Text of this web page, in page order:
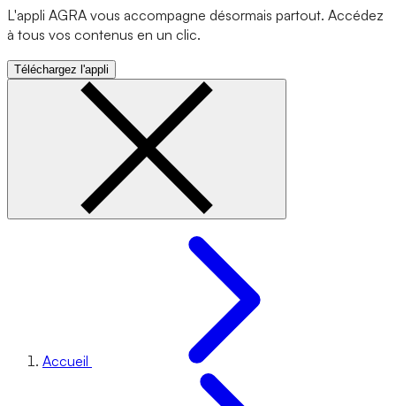
L'appli AGRA vous accompagne désormais partout. Accédez
à tous vos contenus en un clic.
Téléchargez l'appli
Accueil